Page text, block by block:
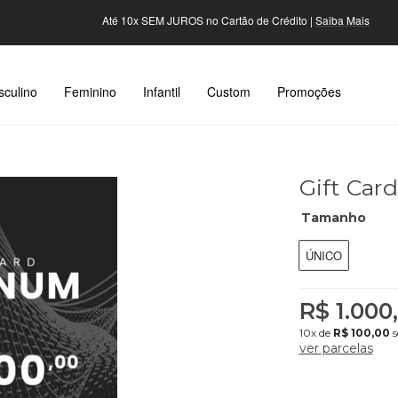
Até 10x SEM JUROS no Cartão de Crédito | Saiba Mais
Feminino Infantil Custom Promoções
Gift
Tamanho
ÚNICO
R$
10xde R$ 100,00
ver parcelas